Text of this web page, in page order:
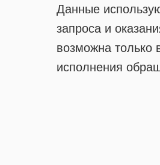
Данные
запроса и
возможна только
исполнения